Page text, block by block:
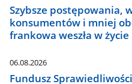
Szybsze postępowania,
konsumentów i mniej
frankowa weszła w życie
06.08.2026
Fundusz